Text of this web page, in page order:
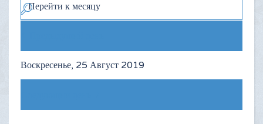
Перейти к месяцу
Воскресенье, 25 Август 2019